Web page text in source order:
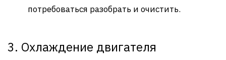
потребоваться разобрать и очистить.
3. Охлаждение двигателя